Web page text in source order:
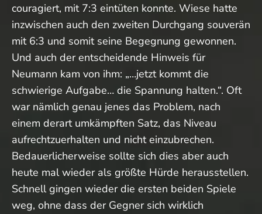
couragiert, mit 7:3 eintüten konnte. Wiese hatte
inzwischen auch den zweiten Durchgang souverän
mit 6:3 und somit seine Begegnung gewonnen.
Und auch der entscheidende Hinweis für
Neumann kam von ihm: „…jetzt kommt die
schwierige Aufgabe… die Spannung halten.“. Oft
war nämlich genau jenes das Problem, nach
einem derart umkämpften Satz, das Niveau
aufrechtzuerhalten und nicht einzubrechen.
Bedauerlicherweise sollte sich dies aber auch
heute mal wieder als größte Hürde herausstellen.
Schnell gingen wieder die ersten beiden Spiele
weg, ohne dass der Gegner sich wirklich